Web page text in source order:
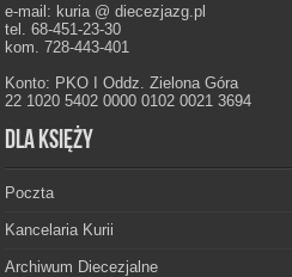
e-mail: kuria @ diecezjazg.pl
tel. 68-451-23-30
kom. 728-443-401
Konto: PKO I Oddz. Zielona Góra
22 1020 5402 0000 0102 0021 3694
Dla księży
Poczta
Kancelaria Kurii
Archiwum Diecezjalne